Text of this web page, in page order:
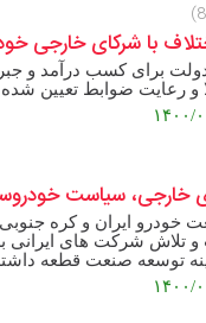
با شرکای خارجی
برای کسب درآمد و
و رعایت ضوابط تعیین
سیاست
خودرو ایران و کره
تلاش شرکت های ایرانی
توسعه صنعت قطعه